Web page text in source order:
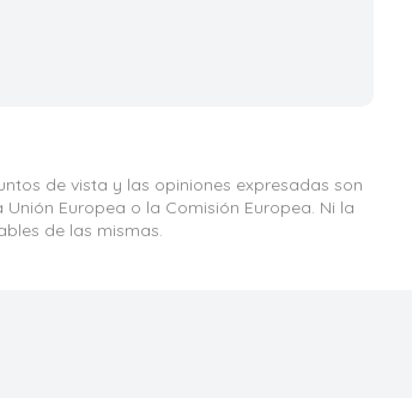
de vista y las opiniones expresadas son
Europea o la Comisión Europea. Ni la
de las mismas.